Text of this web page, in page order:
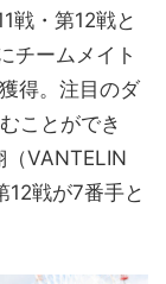
戦・第12戦と
チームメイト
得。注目のダ
ことができ
（VANTELIN
12戦が7番手と